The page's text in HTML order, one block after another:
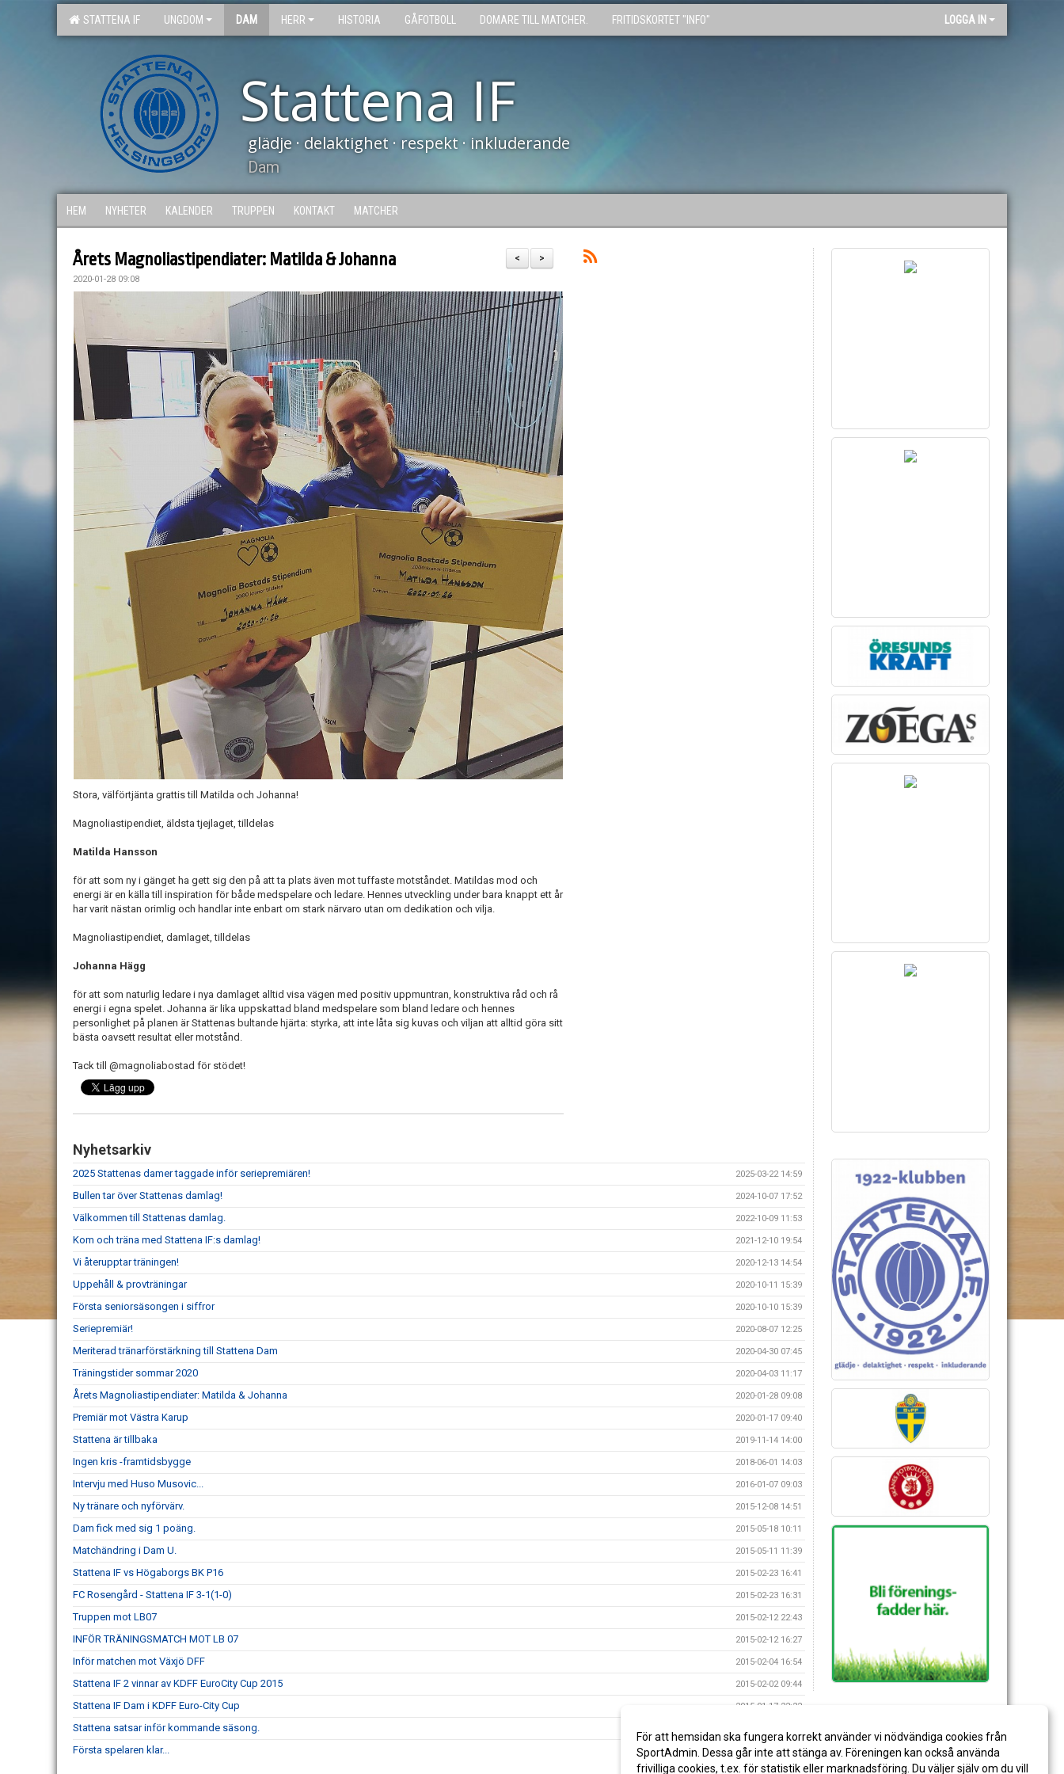
STATTENA IF UNGDOM DAM HERR HISTORIA GÅFOTBOLL DOMARE TILL MATCHER. FRITIDSKORTET "INFO" LOGGA IN
Stattena IF
glädje · delaktighet · respekt · inkluderande
Dam
HEM NYHETER KALENDER TRUPPEN KONTAKT MATCHER
>
<
Årets Magnoliastipendiater: Matilda & Johanna
2020-01-28 09:08
Stora, välförtjänta grattis till Matilda och Johanna!
Magnoliastipendiet, äldsta tjejlaget, tilldelas
Matilda Hansson
för att som ny i gänget ha gett sig den på att ta plats även mot tuffaste motståndet. Matildas mod och
energi är en källa till inspiration för både medspelare och ledare. Hennes utveckling under bara knappt ett år
har varit nästan orimlig och handlar inte enbart om stark närvaro utan om dedikation och vilja.
Magnoliastipendiet, damlaget, tilldelas
Johanna Hägg
för att som naturlig ledare i nya damlaget alltid visa vägen med positiv uppmuntran, konstruktiva råd och rå
energi i egna spelet. Johanna är lika uppskattad bland medspelare som bland ledare och hennes
personlighet på planen är Stattenas bultande hjärta: styrka, att inte låta sig kuvas och viljan att alltid göra sitt
bästa oavsett resultat eller motstånd.
Tack till @magnoliabostad för stödet!
Nyhetsarkiv
2025 Stattenas damer taggade inför seriepremiären! 2025-03-22 14:59
Bullen tar över Stattenas damlag! 2024-10-07 17:52
Välkommen till Stattenas damlag. 2022-10-09 11:53
Kom och träna med Stattena IF:s damlag! 2021-12-10 19:54
Vi återupptar träningen! 2020-12-13 14:54
Uppehåll & provträningar 2020-10-11 15:39
Första seniorsäsongen i siffror 2020-10-10 15:39
Seriepremiär! 2020-08-07 12:25
Meriterad tränarförstärkning till Stattena Dam 2020-04-30 07:45
Träningstider sommar 2020 2020-04-03 11:17
Årets Magnoliastipendiater: Matilda & Johanna 2020-01-28 09:08
Premiär mot Västra Karup 2020-01-17 09:40
Stattena är tillbaka 2019-11-14 14:00
Ingen kris -framtidsbygge 2018-06-01 14:03
Intervju med Huso Musovic... 2016-01-07 09:03
Ny tränare och nyförvärv. 2015-12-08 14:51
Dam fick med sig 1 poäng. 2015-05-18 10:11
Matchändring i Dam U. 2015-05-11 11:39
Stattena IF vs Högaborgs BK P16 2015-02-23 16:41
FC Rosengård - Stattena IF 3-1(1-0) 2015-02-23 16:31
Truppen mot LB07 2015-02-12 22:43
INFÖR TRÄNINGSMATCH MOT LB 07 2015-02-12 16:27
Inför matchen mot Växjö DFF 2015-02-04 16:54
Stattena IF 2 vinnar av KDFF EuroCity Cup 2015 2015-02-02 09:44
Stattena IF Dam i KDFF Euro-City Cup 2015-01-17 22:22
Stattena satsar inför kommande säsong.
Första spelaren klar... 2014-12-10 15:26
För att hemsidan ska fungera korrekt använder vi nödvändiga cookies från
SportAdmin. Dessa går inte att stänga av. Föreningen kan också använda
frivilliga cookies, t.ex. för statistik eller marknadsföring. Du väljer själv om du vill